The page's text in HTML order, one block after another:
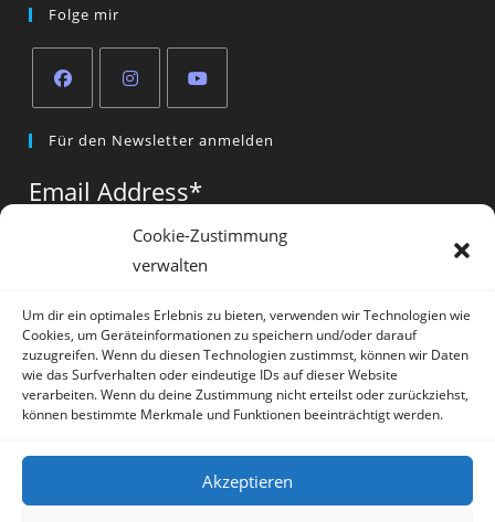
Cookie-Zustimmung
verwalten
Um dir ein optimales Erlebnis zu bieten, verwenden wir Technologien wie
Cookies, um Geräteinformationen zu speichern und/oder darauf
zuzugreifen. Wenn du diesen Technologien zustimmst, können wir Daten
wie das Surfverhalten oder eindeutige IDs auf dieser Website
verarbeiten. Wenn du deine Zustimmung nicht erteilst oder zurückziehst,
können bestimmte Merkmale und Funktionen beeinträchtigt werden.
Akzeptieren
Folge mir
in
new
in
new
in
new
tab
Für den Newsletter anmelden
Email Address*
Vorname*